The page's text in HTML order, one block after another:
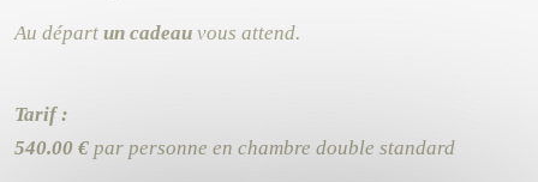
Au départ un cadeau vous attend.
Tarif :
540.00 € par personne en chambre double standard